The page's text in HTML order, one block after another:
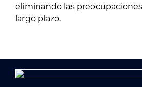
eliminando las
largo plazo.